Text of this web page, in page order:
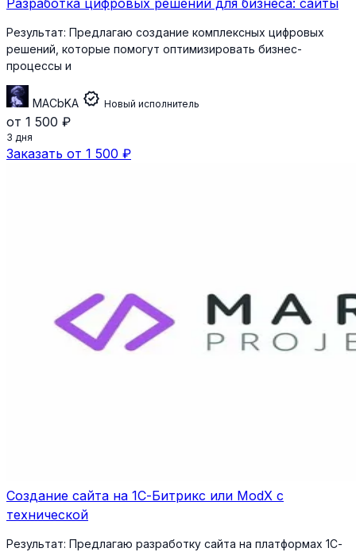
Разработка цифровых решений для бизнеса: сайты
Результат: Предлагаю создание комплексных цифровых
решений, которые помогут оптимизировать бизнес-
процессы и
MACbKA verified Новый исполнитель
от 1 500 ₽
3 дня
Заказать от 1 500 ₽
Создание сайта на 1С-Битрикс или ModX с
технической
Результат: Предлагаю разработку сайта на платформах 1С-